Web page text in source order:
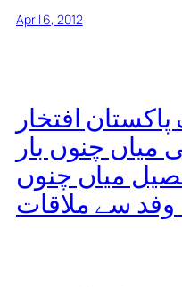
April 6, 2012
افتخار
چنوں بار
میاں چنوں
وفد سے ملاقات